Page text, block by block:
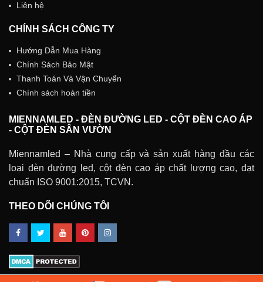
Liên hệ
CHÍNH SÁCH CÔNG TY
Hướng Dẫn Mua Hàng
Chính Sách Bảo Mật
Thanh Toán Và Vận Chuyển
Chính sách hoàn tiền
MIENNAMLED - ĐÈN ĐƯỜNG LED - CỘT ĐÈN CAO ÁP
- CỘT ĐÈN SÂN VƯỜN
Miennamled – Nhà cung cấp và sản xuất hàng đầu các
loại đèn đường led, cột đèn cao áp chất lượng cao, đạt
chuẩn ISO 9001:2015, TCVN.
THEO DÕI CHÚNG TÔI